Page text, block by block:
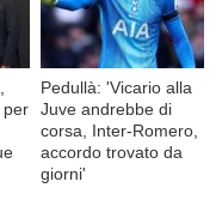
per
Pedullà: 'Vicario alla
Juve andrebbe di
corsa, Inter-Romero,
accordo trovato da
giorni'